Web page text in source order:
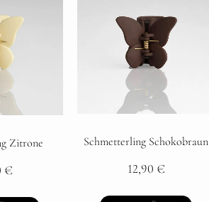
Zitrone
€
Schmetterling Schokobraun
12,90 €